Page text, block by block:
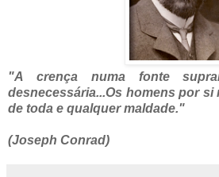
"A crença numa fonte
desnecessária...Os homens por si
de toda e qualquer maldade."
(Joseph Conrad)